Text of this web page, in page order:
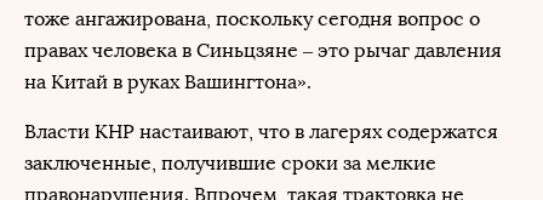
тоже ангажирована, поскольку сегодня вопрос о
правах человека в Синьцзяне – это рычаг давления
на Китай в руках Вашингтона».
Власти КНР настаивают, что в лагерях содержатся
заключенные, получившие сроки за мелкие
правонарушения. Впрочем, такая трактовка не